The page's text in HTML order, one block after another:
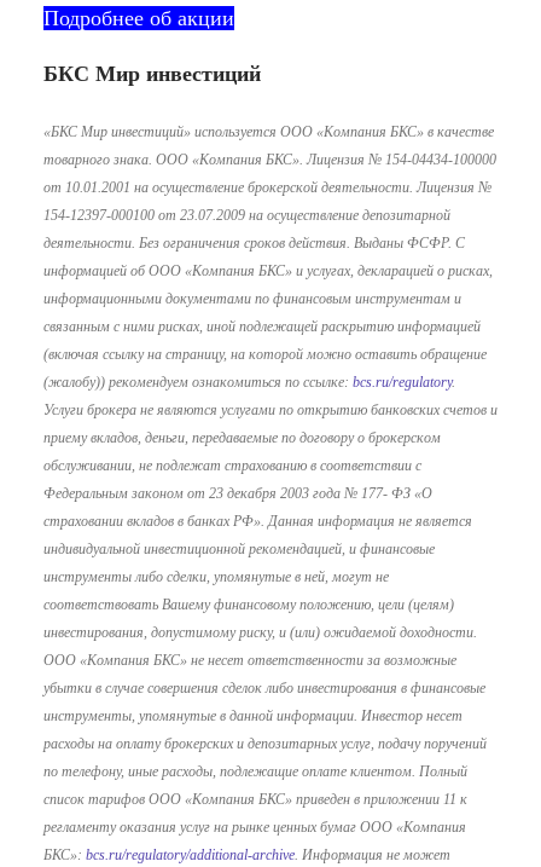
Подробнее об акции
БКС Мир инвестиций
«БКС Мир инвестиций» используется ООО «Компания БКС» в качестве
товарного знака. ООО «Компания БКС». Лицензия № 154-04434-100000
от 10.01.2001 на осуществление брокерской деятельности. Лицензия №
154-12397-000100 от 23.07.2009 на осуществление депозитарной
деятельности. Без ограничения сроков действия. Выданы ФСФР. С
информацией об ООО «Компания БКС» и услугах, декларацией о рисках,
информационными документами по финансовым инструментам и
связанным с ними рисках, иной подлежащей раскрытию информацией
(включая ссылку на страницу, на которой можно оставить обращение
(жалобу)) рекомендуем ознакомиться по ссылке: bcs.ru/regulatory.
Услуги брокера не являются услугами по открытию банковских счетов и
приему вкладов, деньги, передаваемые по договору о брокерском
обслуживании, не подлежат страхованию в соответствии с
Федеральным законом от 23 декабря 2003 года № 177- ФЗ «О
страховании вкладов в банках РФ». Данная информация не является
индивидуальной инвестиционной рекомендацией, и финансовые
инструменты либо сделки, упомянутые в ней, могут не
соответствовать Вашему финансовому положению, цели (целям)
инвестирования, допустимому риску, и (или) ожидаемой доходности.
ООО «Компания БКС» не несет ответственности за возможные
убытки в случае совершения сделок либо инвестирования в финансовые
инструменты, упомянутые в данной информации. Инвестор несет
расходы на оплату брокерских и депозитарных услуг, подачу поручений
по телефону, иные расходы, подлежащие оплате клиентом. Полный
список тарифов ООО «Компания БКС» приведен в приложении 11 к
регламенту оказания услуг на рынке ценных бумаг ООО «Компания
БКС»: bcs.ru/regulatory/additional-archive. Информация не может